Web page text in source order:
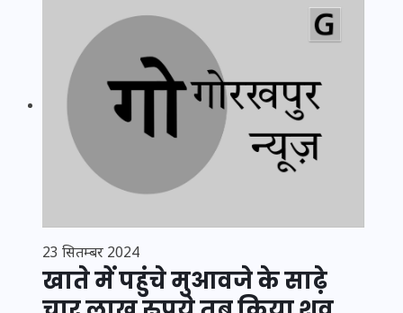
23 सितम्बर 2024
खाते में पहुंचे मुआवजे के साढ़े